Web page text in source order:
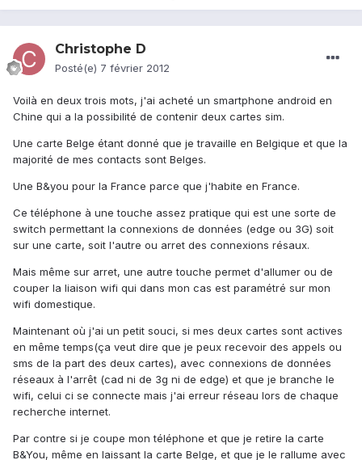
Christophe D
Posté(e) 7 février 2012
Voilà en deux trois mots, j'ai acheté un smartphone android en
Chine qui a la possibilité de contenir deux cartes sim.
Une carte Belge étant donné que je travaille en Belgique et que la
majorité de mes contacts sont Belges.
Une B&you pour la France parce que j'habite en France.
Ce téléphone à une touche assez pratique qui est une sorte de
switch permettant la connexions de données (edge ou 3G) soit
sur une carte, soit l'autre ou arret des connexions résaux.
Mais même sur arret, une autre touche permet d'allumer ou de
couper la liaison wifi qui dans mon cas est paramétré sur mon
wifi domestique.
Maintenant où j'ai un petit souci, si mes deux cartes sont actives
en même temps(ça veut dire que je peux recevoir des appels ou
sms de la part des deux cartes), avec connexions de données
réseaux à l'arrêt (cad ni de 3g ni de edge) et que je branche le
wifi, celui ci se connecte mais j'ai erreur réseau lors de chaque
recherche internet.
Par contre si je coupe mon téléphone et que je retire la carte
B&You, même en laissant la carte Belge, et que je le rallume avec